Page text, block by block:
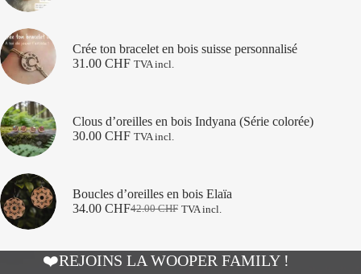
Crée ton bracelet en bois suisse personnalisé
31.00 CHF TVA incl.
Clous d’oreilles en bois Indyana (Série colorée)
30.00 CHF TVA incl.
Boucles d’oreilles en bois Elaïa
42.00CHF
Le
était :
34.00 CHFLe
est :
TVA incl.
❤️REJOINS LA WOOPER FAMILY !